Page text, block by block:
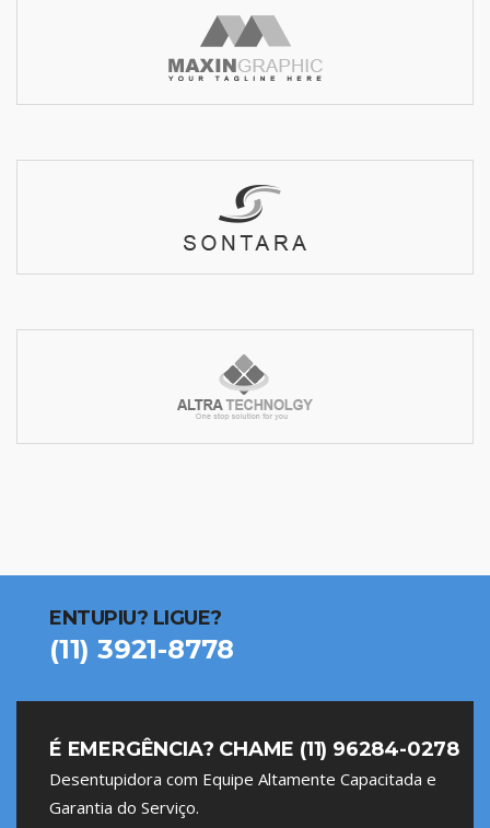
ENTUPIU? LIGUE?
(11) 3921-8778
É EMERGÊNCIA? CHAME (11) 96284-0278
Desentupidora com Equipe Altamente Capacitada e
Garantia do Serviço.